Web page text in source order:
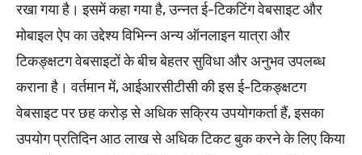
रखा गया है। इसमें कहा गया है, उन्नत ई-टिकटिंग वेबसाइट और
मोबाइल ऐप का उद्देश्य विभिन्न अन्य ऑनलाइन यात्रा और
टिकङ्क्षटग वेबसाइटों के बीच बेहतर सुविधा और अनुभव उपलब्ध
कराना है। वर्तमान में, आईआरसीटीसी की इस ई-टिकङ्क्षटग
वेबसाइट पर छह करोड़ से अधिक सक्रिय उपयोगकर्ता हैं, इसका
उपयोग प्रतिदिन आठ लाख से अधिक टिकट बुक करने के लिए किया